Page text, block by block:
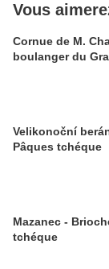
Vous
Cornue de M.
boulanger du
Velikonoční
Pâques tchéque
Mazanec -
tchéque